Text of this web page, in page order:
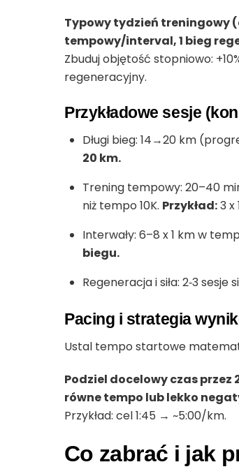
Typowy tydzień treningowy
tempowy/interval, 1 bieg
Zbuduj objętość stopniowo:
regeneracyjny.
Przykładowe sesje
Długi bieg: 14→20 km
20 km.
Trening tempowy: 20–40
niż tempo 10K. Przykład:3 x
Interwały: 6–8 x 1 km w
biegu.
Regeneracja i siła: 2‑3
Pacing i strategia
Ustal tempo startowe
Podziel docelowy czas
równe tempo lub lekko
Przykład: cel 1:45 → ~5:00/km.
Co zabrać i jak